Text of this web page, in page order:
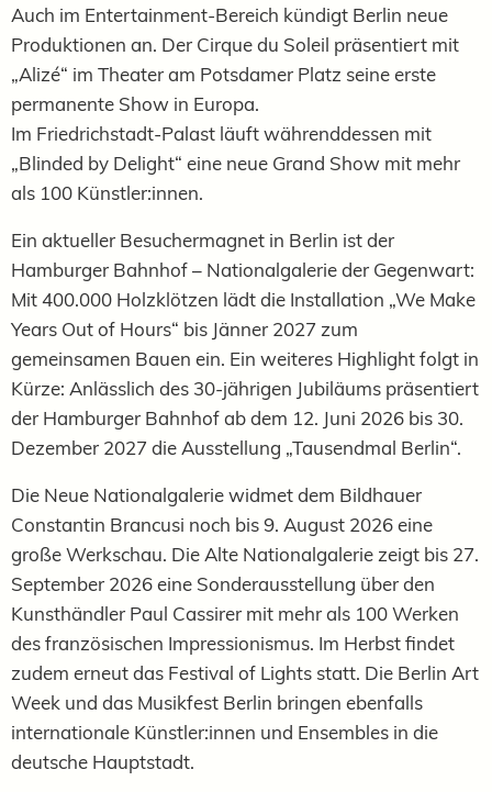
Auch im Entertainment-Bereich kündigt Berlin neue
Produktionen an. Der Cirque du Soleil präsentiert mit
„Alizé“ im Theater am Potsdamer Platz seine erste
permanente Show in Europa.
Im Friedrichstadt-Palast läuft währenddessen mit
„Blinded by Delight“ eine neue Grand Show mit mehr
als 100 Künstler:innen.
Ein aktueller Besuchermagnet in Berlin ist der
Hamburger Bahnhof – Nationalgalerie der Gegenwart:
Mit 400.000 Holzklötzen lädt die Installation „We Make
Years Out of Hours“ bis Jänner 2027 zum
gemeinsamen Bauen ein. Ein weiteres Highlight folgt in
Kürze: Anlässlich des 30-jährigen Jubiläums präsentiert
der Hamburger Bahnhof ab dem 12. Juni 2026 bis 30.
Dezember 2027 die Ausstellung „Tausendmal Berlin“.
Die Neue Nationalgalerie widmet dem Bildhauer
Constantin Brancusi noch bis 9. August 2026 eine
große Werkschau. Die Alte Nationalgalerie zeigt bis 27.
September 2026 eine Sonderausstellung über den
Kunsthändler Paul Cassirer mit mehr als 100 Werken
des französischen Impressionismus. Im Herbst findet
zudem erneut das Festival of Lights statt. Die Berlin Art
Week und das Musikfest Berlin bringen ebenfalls
internationale Künstler:innen und Ensembles in die
deutsche Hauptstadt.